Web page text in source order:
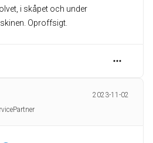
i skåpet och under
Oproffsigt.
2023-11-02